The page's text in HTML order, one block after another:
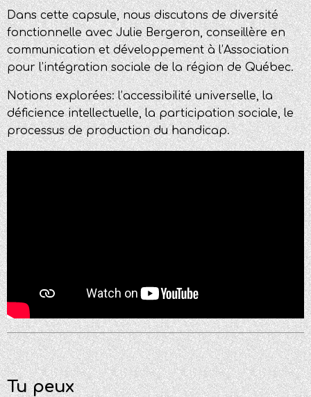
Dans cette capsule, nous discutons de diversité
fonctionnelle avec Julie Bergeron, conseillère en
communication et développementà l’Association
pour l’intégration sociale de la région de Québec.
Notions explorées: l’accessibilité universelle, la
déficience intellectuelle, la participation sociale, le
processus de production du handicap.
Tu peux